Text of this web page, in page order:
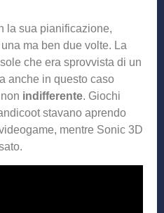
la sua pianificazione,
ma ben due volte. La
che era sprovvista di un
anche in questo caso
indifferente. Giochi
stavano aprendo
mentre Sonic 3D